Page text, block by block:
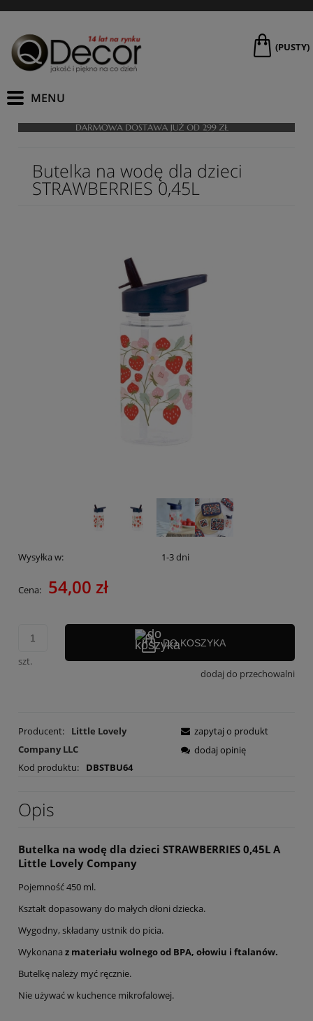
(PUSTY)
Butelka na wodę dla dzieci
STRAWBERRIES 0,45L
Wysyłka w: 1-3 dni
Cena: 54,00 zł
szt.
DO KOSZYKA
dodaj do przechowalni
Producent:
Little Lovely
Company LLC
Kod produktu:
DBSTBU64
zapytaj o produkt
dodaj opinię
Opis
Butelka na wodę dla dzieci STRAWBERRIES 0,45L A
Little Lovely Company
Pojemność 450 ml.
Kształt dopasowany do małych dłoni dziecka.
Wygodny, składany ustnik do picia.
Wykonana z materiału wolnego od BPA, ołowiu i ftalanów.
Butelkę należy myć ręcznie.
Nie używać w kuchence mikrofalowej.